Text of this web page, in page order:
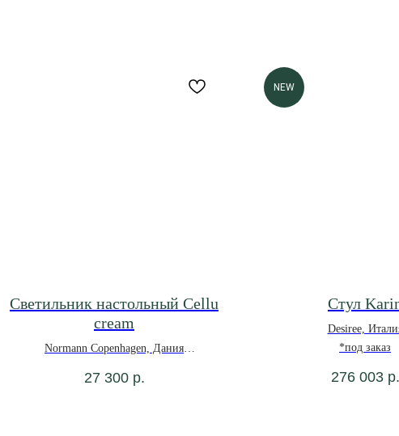
Светильник настольный Cellu
cream
Normann Copenhagen, Дания
27 300 р.
NEW
Стул
Desiree,
*под заказ
276 003 р.